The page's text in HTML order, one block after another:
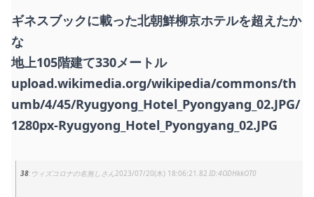
ギネスブックに載った北朝鮮柳京ホテルを超えたか
な
地上105階建て330メートル
upload.wikimedia.org/wikipedia/commons/th
umb/4/45/Ryugyong_Hotel_Pyongyang_02.JPG/
1280px-Ryugyong_Hotel_Pyongyang_02.JPG
38 ウィズコロナの名無しさん2023/07/20(木) 18:06:21.82 4ODHkkOT0